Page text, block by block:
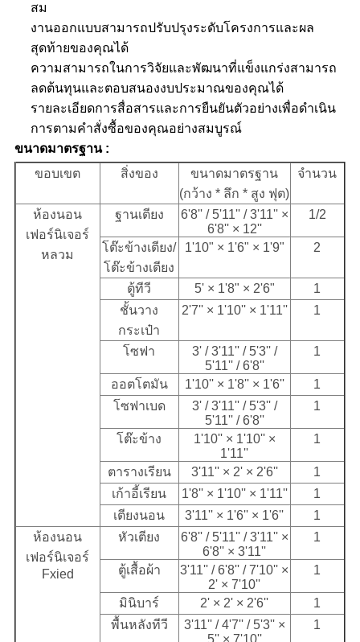
สม
งานออกแบบสามารถปรับปรุงระดับโครงการและผล
สุดท้ายของคุณได้
ความสามารถในการวิจัยและพัฒนาที่แข็งแกร่งสามารถ
ลดต้นทุนและตอบสนองงบประมาณของคุณได้
รายละเอียดการสื่อสารและการยืนยันตัวอย่างเพื่อดำเนิน
การตามคำสั่งซื้อของคุณอย่างสมบูรณ์
ขนาดมาตรฐาน :
ขอบเขต
สิ่งของ
ขนาดมาตรฐาน
(กว้าง * ลึก * สูง ฟุต)
จำนวน
ห้องนอน
เฟอร์นิเจอร์
หลวม
ฐานเตียง
6'8'' / 5'11'' / 3'11'' ×
6'8'' × 12''
1/2
โต๊ะข้างเตียง/
โต๊ะข้างเตียง
1'10" × 1'6" × 1'9" 2
ตู้ทีวี 5' × 1'8" × 2'6"
1
ชั้นวาง
กระเป๋า
2'7'' × 1'10'' × 1'11'' 1
โซฟา
3' / 3'11'' / 5'3'' /
5'11'' / 6'8''
1
ออตโตมัน 1'10'' × 1'8'' × 1'6''
1
โซฟาเบด
3' / 3'11'' / 5'3'' /
5'11'' / 6'8''
1
โต๊ะข้าง
1'10'' × 1'10'' ×
1'11''
1
ตารางเรียน 3'11'' × 2' × 2'6''
1
เก้าอี้เรียน
1'8'' × 1'10'' × 1'11''
1
เตียงนอน
3'11'' × 1'6'' × 1'6''
1
ห้องนอน
เฟอร์นิเจอร์
Fxied
หัวเตียง
6'8'' / 5'11'' / 3'11'' ×
6'8'' × 3'11''
1
ตู้เสื้อผ้า
3'11'' / 6'8'' / 7'10'' ×
2' × 7'10''
1
มินิบาร์ 2' × 2' × 2'6''
1
พื้นหลังทีวี
3'11'' / 4'7'' / 5'3'' ×
1